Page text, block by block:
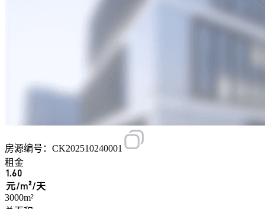
房源编号：CK202510240001
租金
1.60
元/m²/天
3000m²